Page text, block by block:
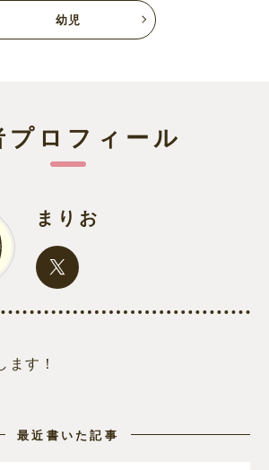
幼児
プロフィール
まりお
ます！
最近書いた記事